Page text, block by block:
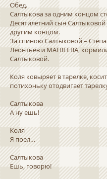
Обед.
Салтыкова за одним концом
Десятилетний сын
другим концом.
За спиною Салтыковой –
Леонтьев и МАТВЕЕВА,
Салтыковой.
Коля ковыряет в тарелке,
потихоньку отодвигает
Салтыкова
А ну ешь!
Коля
Я поел…
Салтыкова
Ешь, говорю!